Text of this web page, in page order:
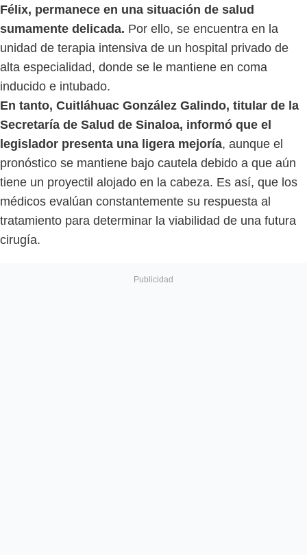
Félix, permanece en una situación de salud
sumamente delicada. Por ello, se encuentra en la
unidad de terapia intensiva de un hospital privado de
alta especialidad, donde se le mantiene en coma
inducido e intubado.
En tanto, Cuitláhuac González Galindo, titular de la
Secretaría de Salud de Sinaloa, informó que el
legislador presenta una ligera mejoría, aunque el
pronóstico se mantiene bajo cautela debido a que aún
tiene un proyectil alojado en la cabeza. Es así, que los
médicos evalúan constantemente su respuesta al
tratamiento para determinar la viabilidad de una futura
cirugía.